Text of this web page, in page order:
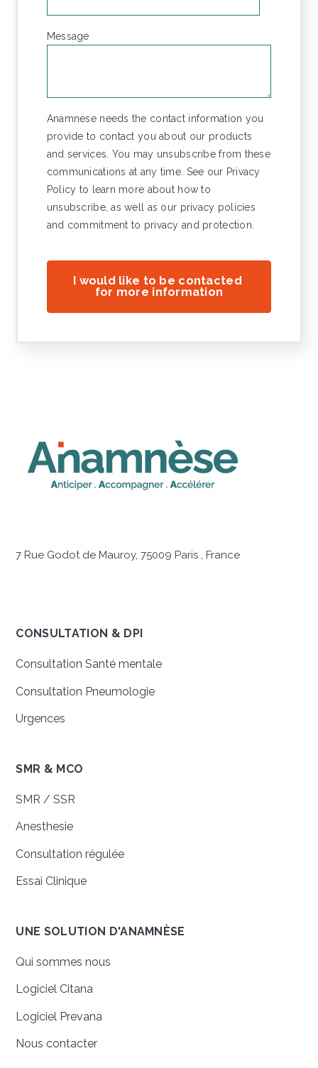
Message
Anamnese needs the contact information you
provide to contact you about our products
and services. You may unsubscribe from these
communications at any time. See our Privacy
Policy to learn more about how to
unsubscribe, as well as our privacy policies
and commitment to privacy and protection.
7 Rue Godot de Mauroy, 75009 Paris , France
CONSULTATION & DPI
Consultation Santé mentale
Consultation Pneumologie
Urgences
SMR & MCO
SMR / SSR
Anesthesie
Consultation régulée
Essai Clinique
UNE SOLUTION D'ANAMNÈSE
Qui sommes nous
Logiciel Citana
Logiciel Prevana
Nous contacter